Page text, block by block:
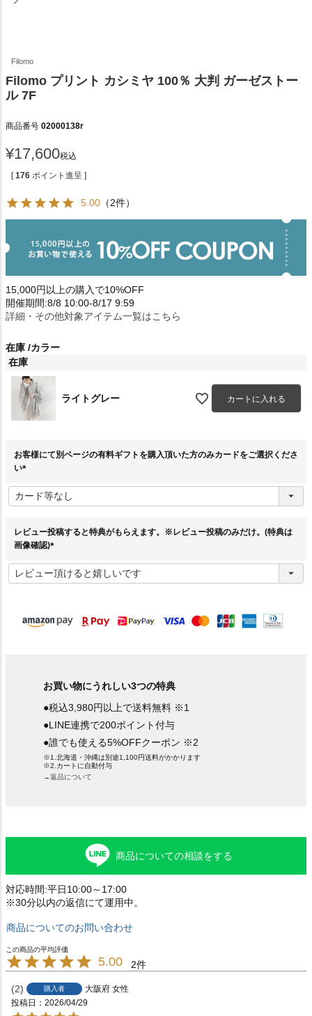
Filomo
Filomo プリント カシミヤ 100％ 大判 ガーゼストー
ル 7F
商品番号 02000138r
¥17,600税込
[ 176 ポイント進呈 ]
5.00 （2件）
15,000円以上の購入で10%OFF
開催期間:8/8 10:00-8/17 9:59
詳細・その他対象アイテム一覧はこちら
在庫 カラー
在庫
ライトグレー カートに入れる
お客様にて別ページの有料ギフトを購入頂いた方のみカードをご選択くださ
い
必
須
レビュー投稿すると特典がもらえます。※レビュー投稿のみだけ。(特典は
画像確認)
必
須
お買い物にうれしい3つの特典
●税込3,980円以上で送料無料 ※1
●LINE連携で200ポイント付与
●誰でも使える5%OFFクーポン ※2
※1.北海道・沖縄は別途1,100円送料がかかります
※2.カートに自動付与
→返品について
商品についての相談をする
対応時間:平日10:00～17:00
※30分以内の返信にて運用中。
商品についてのお問い合わせ
5.00 2
2 購入者 大阪府 女性
投稿日
2026/04/29